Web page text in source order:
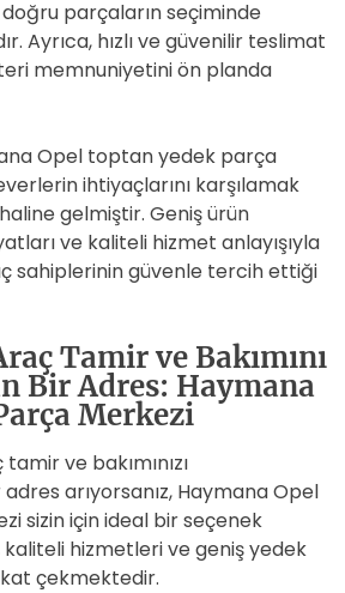
parçaların seçiminde
Ayrıca, hızlı ve güvenilir teslimat
memnuniyetini ön planda
Opel toptan yedek parça
ihtiyaçlarını karşılamak
gelmiştir. Geniş ürün
ve kaliteli hizmet anlayışıyla
sahiplerinin güvenle tercih ettiği
Tamir ve Bakımını
Bir Adres: Haymana
Merkezi
ve bakımınızı
arıyorsanız, Haymana Opel
sizin için ideal bir seçenek
kaliteli hizmetleri ve geniş yedek
çekmektedir.